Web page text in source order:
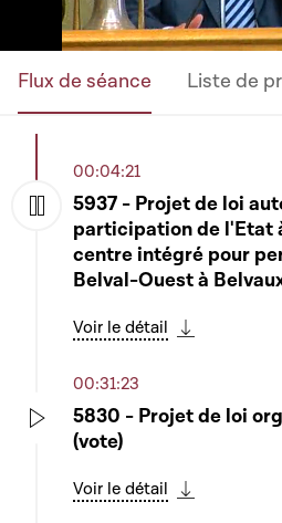
Flux de séance Liste de
00:04:21
5937 - Projet de loi
participation de l'Etat
centre intégré pour
Belval-Ouest à
Voir le détail
00:31:23
5830 - Projet de loi
(vote)
Voir le détail